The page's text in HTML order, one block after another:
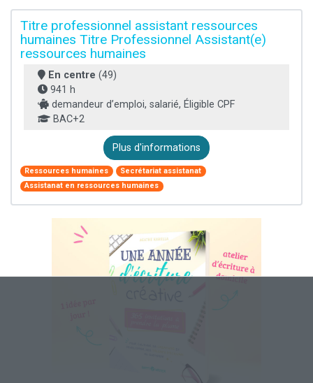
Titre professionnel assistant ressources
humaines Titre Professionnel Assistant(e)
ressources humaines
En centre (49)
941 h
demandeur d’emploi, salarié, Éligible CPF
BAC+2
Plus d'informations
Ressources humaines
Secrétariat assistanat
Assistanat en ressources humaines